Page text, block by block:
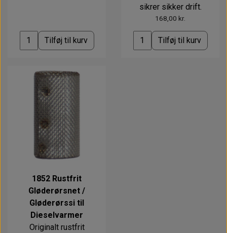
Tilføj til kurv
sikrer sikker drift.
168,00 kr.
Tilføj til kurv
1852 Rustfrit
Gløderørsnet /
Gløderørssi til
Dieselvarmer
Originalt rustfrit